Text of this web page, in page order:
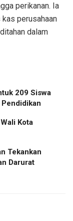
perikanan. Ia
perusahaan
dalam
209 Siswa
Pendidikan
Kota
Tekankan
Darurat